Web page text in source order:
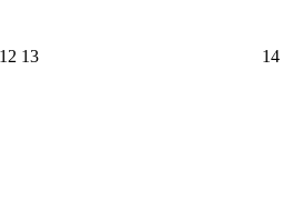
12 13 14